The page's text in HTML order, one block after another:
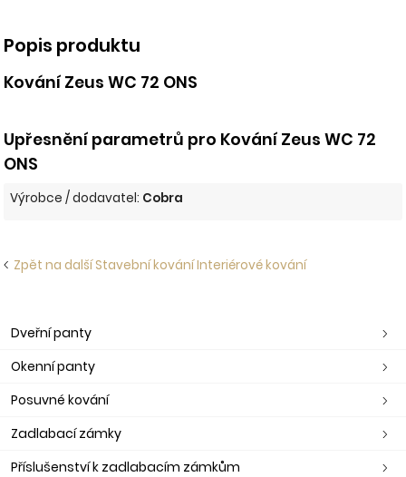
Popis produktu
Kování Zeus WC 72 ONS
Upřesnění parametrů pro Kování Zeus WC 72
ONS
Výrobce / dodavatel: Cobra
Zpět na další Stavební kování Interiérové kování
Dveřní panty
Okenní panty
Posuvné kování
Zadlabací zámky
Příslušenství k zadlabacím zámkům